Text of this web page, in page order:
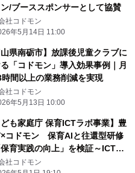
/ブーススポンサーとして協賛
社コドモン
年5月14日 11:00
山県南砺市】放課後児童クラブに
「コドモン」導入効果事例｜月
時間以上の業務削減を実現
社コドモン
年5月13日 10:00
ども家庭庁 保育ICTラボ事業】豊
コドモン 保育AIと往還型研修
育実践の向上」を検証～ICT活
速するモデル事業の成果を公開
社コドモン